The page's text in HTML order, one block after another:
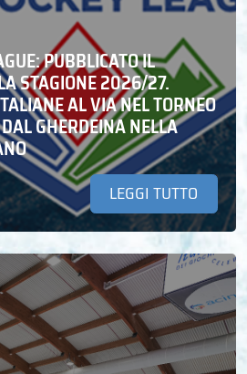
PUBBLICATO IL
STAGIONE 2026/27.
AL VIA NEL TORNEO
GHERDEINA NELLA
LEGGI TUTTO